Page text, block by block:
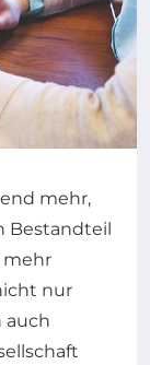
mehr,
Bestandteil
mehr
nur
auch